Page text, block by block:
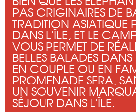
PAS ORIGINAIRES DE
TRADITION ASIATIQUE
DANS L'ÎLE, ET LE
VOUS PERMET DE
BELLES BALADES
EN COUPLE OU EN
PROMENADE SERA,
UN SOUVENIR
SÉJOUR DANS L'ÎLE.